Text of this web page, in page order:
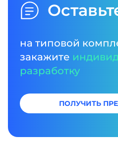
на типовой
закажите
разработку
ПОЛУЧИТЬ